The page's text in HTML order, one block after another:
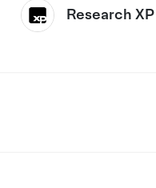
Research XP